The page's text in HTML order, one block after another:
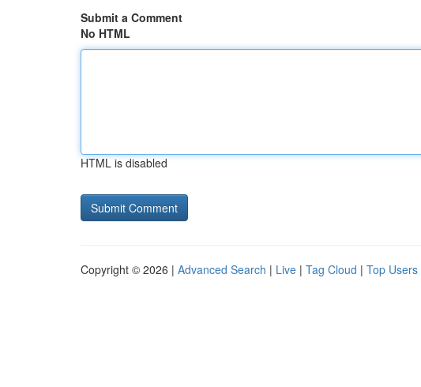
Submit a Comment
No HTML
HTML is disabled
Copyright © 2026 | Advanced Search | Live | Tag Cloud | Top Users